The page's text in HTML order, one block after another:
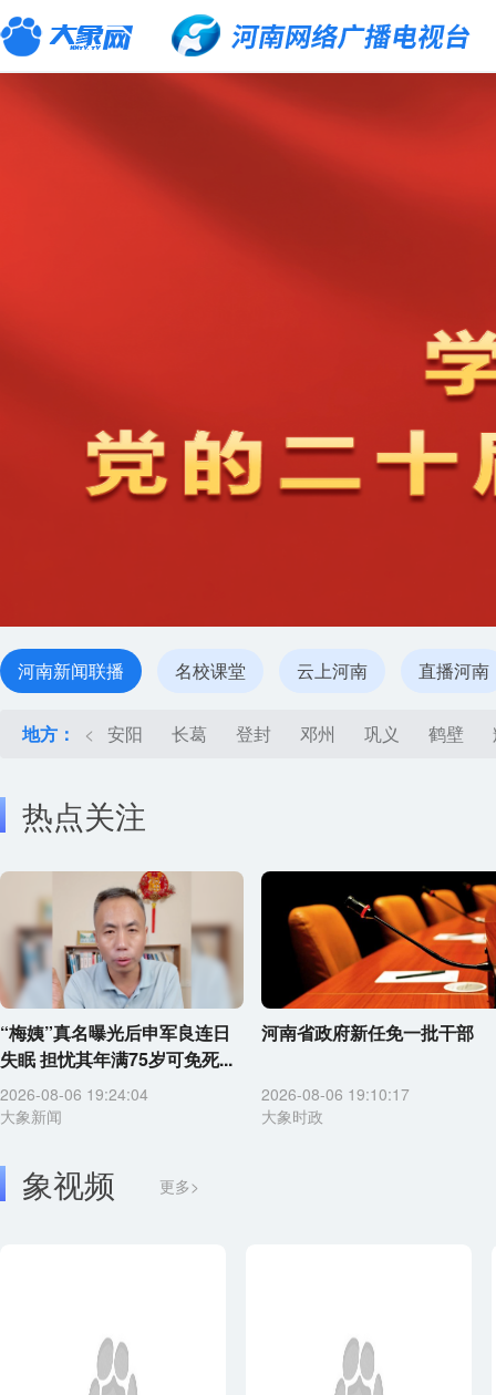
河南新闻联播 名校课堂 云上河南 直播河南
地方： < 安阳 长葛 登封 邓州 巩义 鹤壁
热点关注
“梅姨”真名曝光后申军良连日
失眠 担忧其年满75岁可免死...
2026-08-06 19:24:04
大象新闻
河南省政府新任免一批干部
2026-08-06 19:10:17
大象时政
象视频 更多>